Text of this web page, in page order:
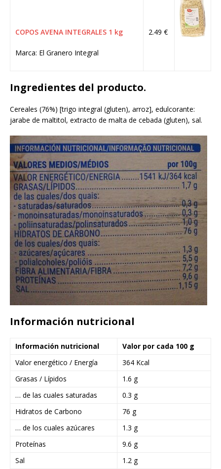
COPOS AVENA INTEGRALES 1 kg
Marca: El Granero Integral
2.49 €
Ingredientes del producto.
Cereales (76%) [trigo integral (gluten), arroz], edulcorante:
jarabe de maltitol, extracto de malta de cebada (gluten), sal.
Información nutricional
Información nutricional
Valor por cada 100 g
Valor energético / Energía
364 Kcal
Grasas / Lípidos
1.6 g
… de las cuales saturadas
0.3 g
Hidratos de Carbono
76 g
… de los cuales azúcares
1.3 g
Proteínas
9.6 g
Sal
1.2 g